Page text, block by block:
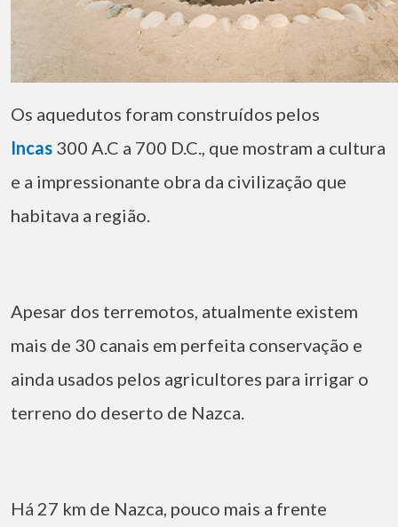
Os aquedutos foram construídos pelos
Incas 300 A.C a 700 D.C., que mostram a cultura
e a impressionante obra da civilização que
habitava a região.
Apesar dos terremotos, atualmente existem
mais de 30 canais em perfeita conservação e
ainda usados pelos agricultores para irrigar o
terreno do deserto de Nazca.
Há 27 km de Nazca, pouco mais a frente